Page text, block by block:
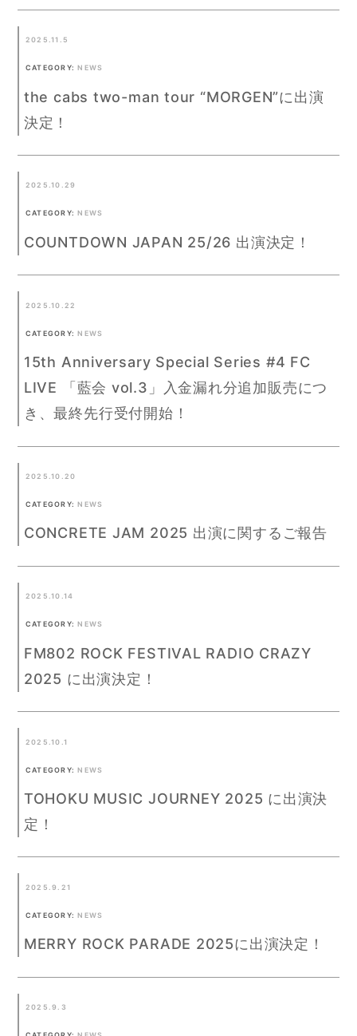
2025.11.5
CATEGORY: NEWS
the cabs two-man tour “MORGEN”に出演
決定！
2025.10.29
CATEGORY: NEWS
COUNTDOWN JAPAN 25/26 出演決定！
2025.10.22
CATEGORY: NEWS
15th Anniversary Special Series #4 FC
LIVE 「藍会 vol.3」入金漏れ分追加販売につ
き、最終先行受付開始！
2025.10.20
CATEGORY: NEWS
CONCRETE JAM 2025 出演に関するご報告
2025.10.14
CATEGORY: NEWS
FM802 ROCK FESTIVAL RADIO CRAZY
2025​ に出演決定！
2025.10.1
CATEGORY: NEWS
TOHOKU MUSIC JOURNEY 2025 に出演決
定！
2025.9.21
CATEGORY: NEWS
MERRY ROCK PARADE 2025に出演決定！
2025.9.3